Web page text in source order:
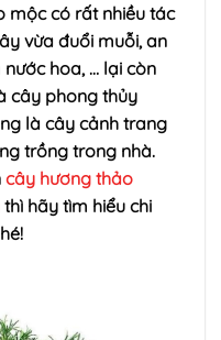
mộc có rất nhiều tác
vừa đuổi muỗi, an
hoa, … lại còn
cây phong thủy
là cây cảnh trang
trồng trong nhà.
cây hương thảo
thì hãy tìm hiểu chi